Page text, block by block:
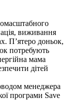
виживання
П’ятеро доньок,
потребують
мама
дітей
менеджера
програми Save